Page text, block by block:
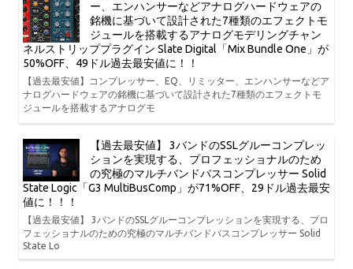
ー、エンハンサーなどアナログハードウェアの
銘機に基づいて設計された7種類のエフェクトモ
ジュールを搭載するアナログモデリングチャン
ネルストリッププラグイン Slate Digital「Mix Bundle One」が
50%OFF、49ドル過去最安値に！！
【過去最安値】コンプレッサー、EQ、リミッター、エンハンサーなどア
ナログハードウェアの銘機に基づいて設計された7種類のエフェクトモ
ジュールを搭載するアナログモ
【過去最安値】 3バンドのSSLグルーコンプレッ
ションを実現する、プロフェッショナルのため
の究極のマルチバンドバスコンプレッサー Solid
State Logic「G3 MultiBusComp」が71%OFF、29ドル過去最安
値に！！！
【過去最安値】 3バンドのSSLグルーコンプレッションを実現する、プロ
フェッショナルのための究極のマルチバンドバスコンプレッサー Solid
State Lo